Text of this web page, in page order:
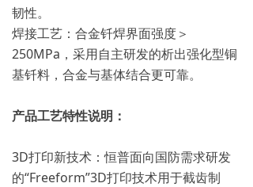
韧性。
焊接工艺：合金钎焊界面强度＞
250MPa，采用自主研发的析出强化型铜
基钎料，合金与基体结合更可靠。
产品工艺特性说明：
3D打印新技术：恒普面向国防需求研发
的“Freeform”3D打印技术用于截齿制